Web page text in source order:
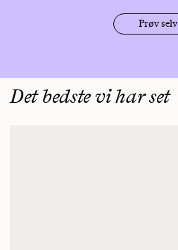
Prøv selv
Det bedste vi har set